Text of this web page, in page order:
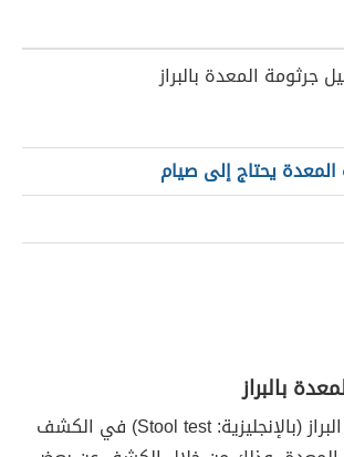
يحتاج إلى صيام
بالبراز
يتمثَّل مبدأ تحليل البراز (بالإنجليزية: Stool test) في الكشف